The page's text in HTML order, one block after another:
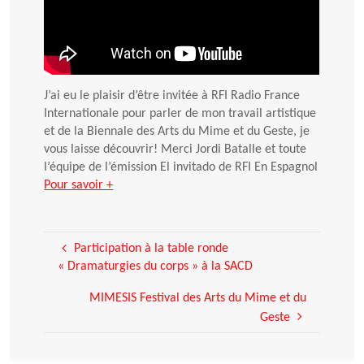
J’ai eu le plaisir d’être invitée à RFI Radio France
Internationale pour parler de mon travail artistique
et de la Biennale des Arts du Mime et du Geste, je
vous laisse découvrir! Merci Jordi Batalle et toute
l’équipe de l’émission El invitado de RFI En Espagnol
Pour savoir +
Participation à la table ronde
« Dramaturgies du corps » à la SACD
MIMESIS Festival des Arts du Mime et du
Geste